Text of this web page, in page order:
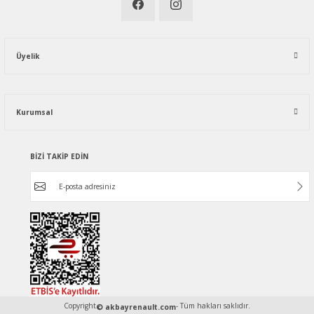
Üyelik
Kurumsal
BİZİ TAKİP EDİN
Copyright© akbayrenault.com- Tüm hakları saklıdır.